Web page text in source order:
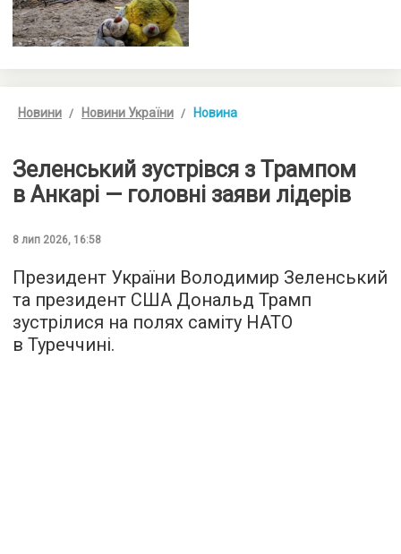
Новини Новини України Новина
Зеленський зустрівся з Трампом
в Анкарі — головні заяви лідерів
8 лип 2026, 16:58
Президент України Володимир Зеленський
та президент США Дональд Трамп
зустрілися на полях саміту НАТО
в Туреччині.